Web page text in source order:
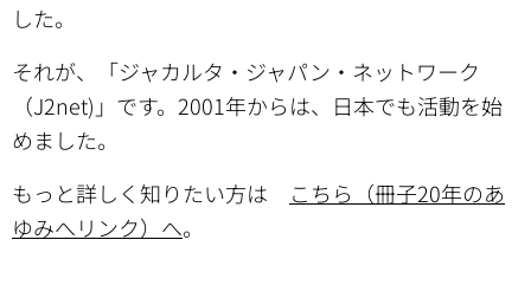
した。
それが、「ジャカルタ・ジャパン・ネットワーク
（J2net)」です。2001年からは、日本でも活動を始
めました。
もっと詳しく知りたい方は
こちら（冊子20年のあ
ゆみへリンク）へ。